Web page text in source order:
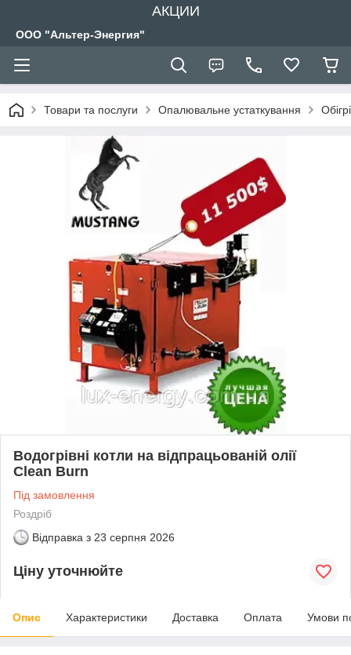
АКЦИИ
ООО "Альтер-Энергия"
Товари та послуги Опалювальне устаткування
Водогрівні котли на відпрацьованій олії
Clean Burn
Під замовлення
Роздріб
Відправка з 23 серпня 2026
Ціну уточнюйте
Опис Характеристики Доставка Оплата Умови